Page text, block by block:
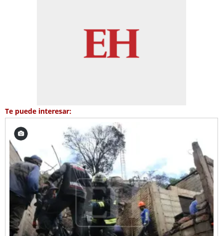
Te puede interesar: